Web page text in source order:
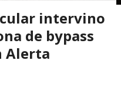
intervino
de bypass
Alerta